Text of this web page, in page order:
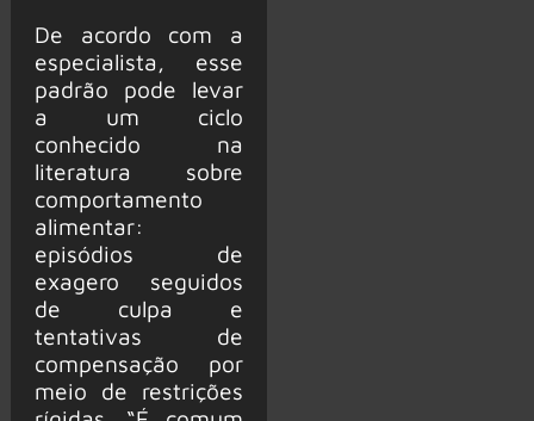
De acordo com a
especialista, esse
padrão pode levar
a um ciclo
conhecido na
literatura sobre
comportamento
alimentar:
episódios de
exagero seguidos
de culpa e
tentativas de
compensação por
meio de restrições